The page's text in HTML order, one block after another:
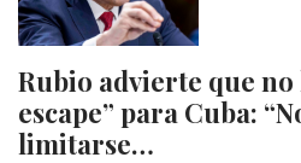
Rubio advierte que
escape” para Cuba:
limitarse…